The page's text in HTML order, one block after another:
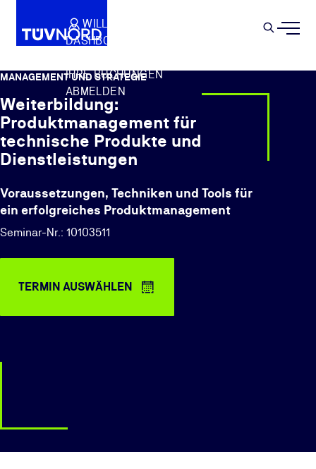
Springe zum Hauptinhalt
WILLKOMMEN
DASHBOARD
IHRE BUCHUNGEN
ABMELDEN
MANAGEMENT UND STRATEGIE
Weiterbildung:
Produktmanagement für
technische Produkte und
Dienstleistungen
Voraussetzungen, Techniken und Tools für
ein erfolgreiches Produktmanagement
Seminar-Nr.: 10103511
TERMIN AUSWÄHLEN